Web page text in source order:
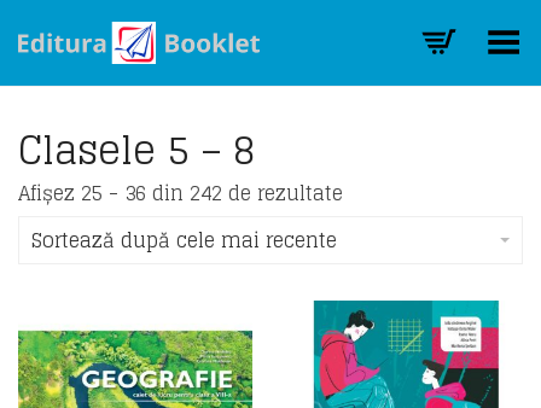
Toggle Menu
Clasele 5 – 8
Afișez 25 - 36 din 242 de rezultate
Sortează după cele mai recente